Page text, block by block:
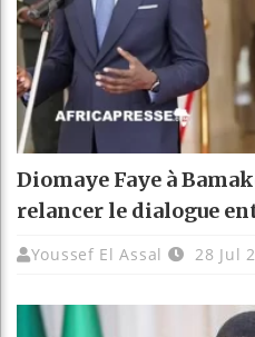
Diomaye Faye à
relancer le dialogue
Youssef El Assal 28 Jul